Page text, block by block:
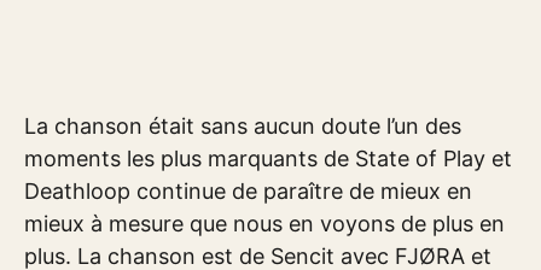
La chanson était sans aucun doute l’un des
moments les plus marquants de State of Play et
Deathloop continue de paraître de mieux en
mieux à mesure que nous en voyons de plus en
plus. La chanson est de Sencit avec FJØRA et